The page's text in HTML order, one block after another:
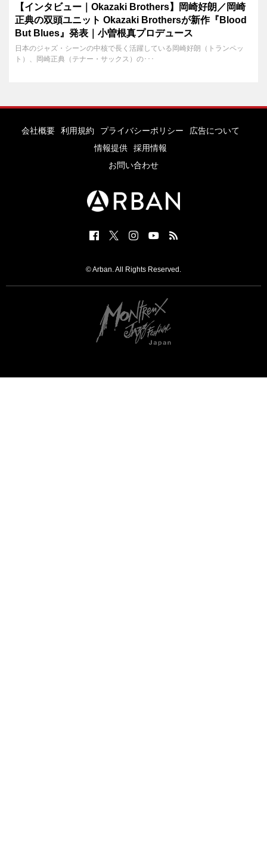
【インタビュー｜Okazaki Brothers】岡崎好朗／岡崎
正典の双頭ユニット Okazaki Brothersが新作『Blood
But Blues』発表｜小曽根真プロデュース
日本のジャズ・シーンの中核で長く活躍している岡崎好朗（トランペッ
ト）、岡崎正典（テナー・サックス）の･･･
会社概要 利用規約 プライバシーポリシー
広告について
情報提供
採用情報
お問い合わせ
© Arban. All Rights Reserved.